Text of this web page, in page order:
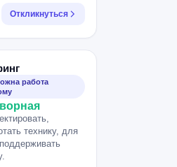
Откликнуться
работа
технику, для